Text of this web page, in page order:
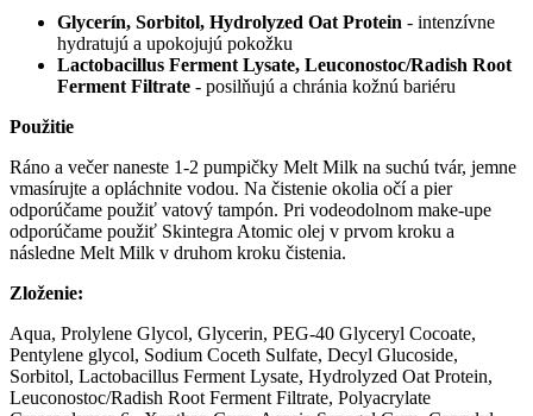
Glycerín, Sorbitol, Hydrolyzed Oat Protein - intenzívne
hydratujú a upokojujú pokožku
Lactobacillus Ferment Lysate, Leuconostoc/Radish Root
Ferment Filtrate - posilňujú a chránia kožnú bariéru
Použitie
Ráno a večer naneste 1-2 pumpičky Melt Milk na suchú tvár, jemne
vmasírujte a opláchnite vodou. Na čistenie okolia očí a pier
odporúčame použiť vatový tampón. Pri vodeodolnom make-upe
odporúčame použiť Skintegra Atomic olej v prvom kroku a
následne Melt Milk v druhom kroku čistenia.
Zloženie:
Aqua, Prolylene Glycol, Glycerin, PEG-40 Glyceryl Cocoate,
Pentylene glycol, Sodium Coceth Sulfate, Decyl Glucoside,
Sorbitol, Lactobacillus Ferment Lysate, Hydrolyzed Oat Protein,
Leuconostoc/Radish Root Ferment Filtrate, Polyacrylate